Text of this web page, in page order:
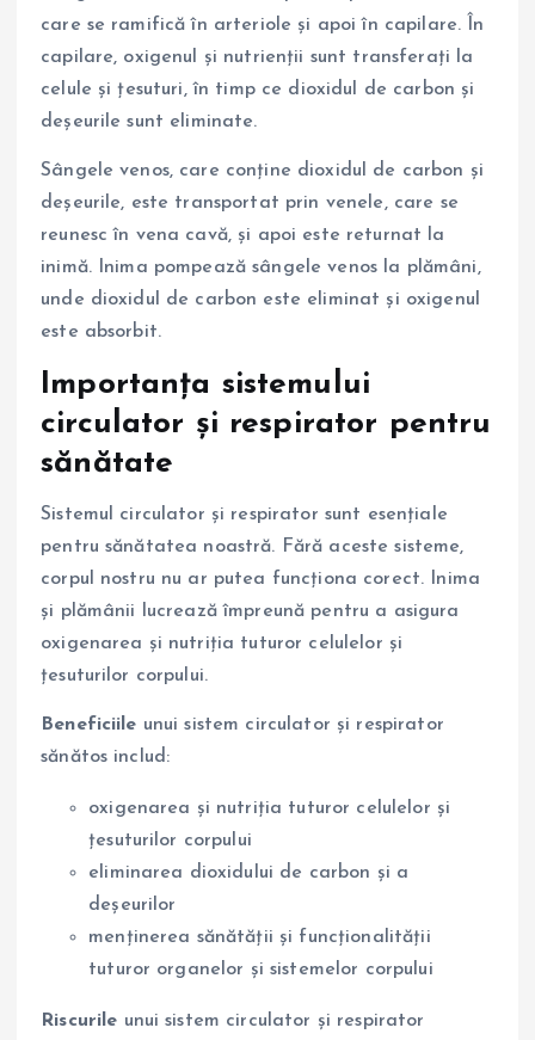
care se ramifică în arteriole și apoi în capilare. În
capilare, oxigenul și nutrienții sunt transferați la
celule și țesuturi, în timp ce dioxidul de carbon și
deșeurile sunt eliminate.
Sângele venos, care conține dioxidul de carbon și
deșeurile, este transportat prin venele, care se
reunesc în vena cavă, și apoi este returnat la
inimă. Inima pompează sângele venos la plămâni,
unde dioxidul de carbon este eliminat și oxigenul
este absorbit.
Importanța sistemului
circulator și respirator pentru
sănătate
Sistemul circulator și respirator sunt esențiale
pentru sănătatea noastră. Fără aceste sisteme,
corpul nostru nu ar putea funcționa corect. Inima
și plămânii lucrează împreună pentru a asigura
oxigenarea și nutriția tuturor celulelor și
țesuturilor corpului.
Beneficiile unui sistem circulator și respirator
sănătos includ:
oxigenarea și nutriția tuturor celulelor și
țesuturilor corpului
eliminarea dioxidului de carbon și a
deșeurilor
menținerea sănătății și funcționalității
tuturor organelor și sistemelor corpului
Riscurile unui sistem circulator și respirator